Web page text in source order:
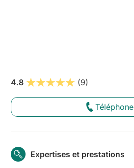
4.8 (9)
Téléphone
Expertises et prestations